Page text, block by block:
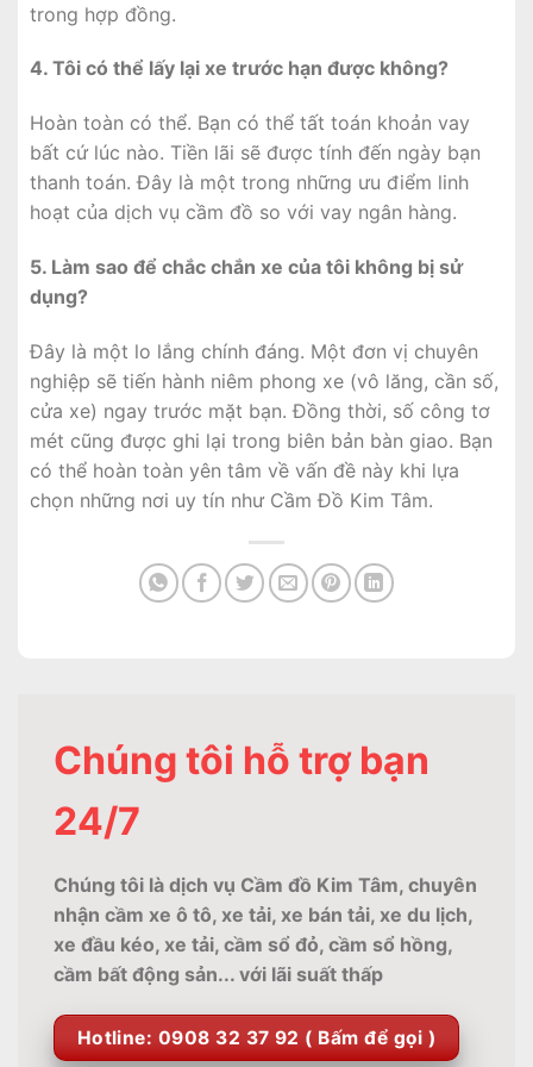
trong hợp đồng.
4. Tôi có thể lấy lại xe trước hạn được không?
Hoàn toàn có thể. Bạn có thể tất toán khoản vay
bất cứ lúc nào. Tiền lãi sẽ được tính đến ngày bạn
thanh toán. Đây là một trong những ưu điểm linh
hoạt của dịch vụ cầm đồ so với vay ngân hàng.
5. Làm sao để chắc chắn xe của tôi không bị sử
dụng?
Đây là một lo lắng chính đáng. Một đơn vị chuyên
nghiệp sẽ tiến hành niêm phong xe (vô lăng, cần số,
cửa xe) ngay trước mặt bạn. Đồng thời, số công tơ
mét cũng được ghi lại trong biên bản bàn giao. Bạn
có thể hoàn toàn yên tâm về vấn đề này khi lựa
chọn những nơi uy tín như Cầm Đồ Kim Tâm.
Chúng tôi hỗ trợ bạn
24/7
Chúng tôi là dịch vụ Cầm đồ Kim Tâm, chuyên
nhận cầm xe ô tô, xe tải, xe bán tải, xe du lịch,
xe đầu kéo, xe tải, cầm sổ đỏ, cầm sổ hồng,
cầm bất động sản... với lãi suất thấp
Hotline: 0908 32 37 92 ( Bấm để gọi )